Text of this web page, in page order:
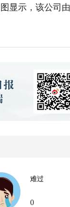
显示，该公司
难过
0